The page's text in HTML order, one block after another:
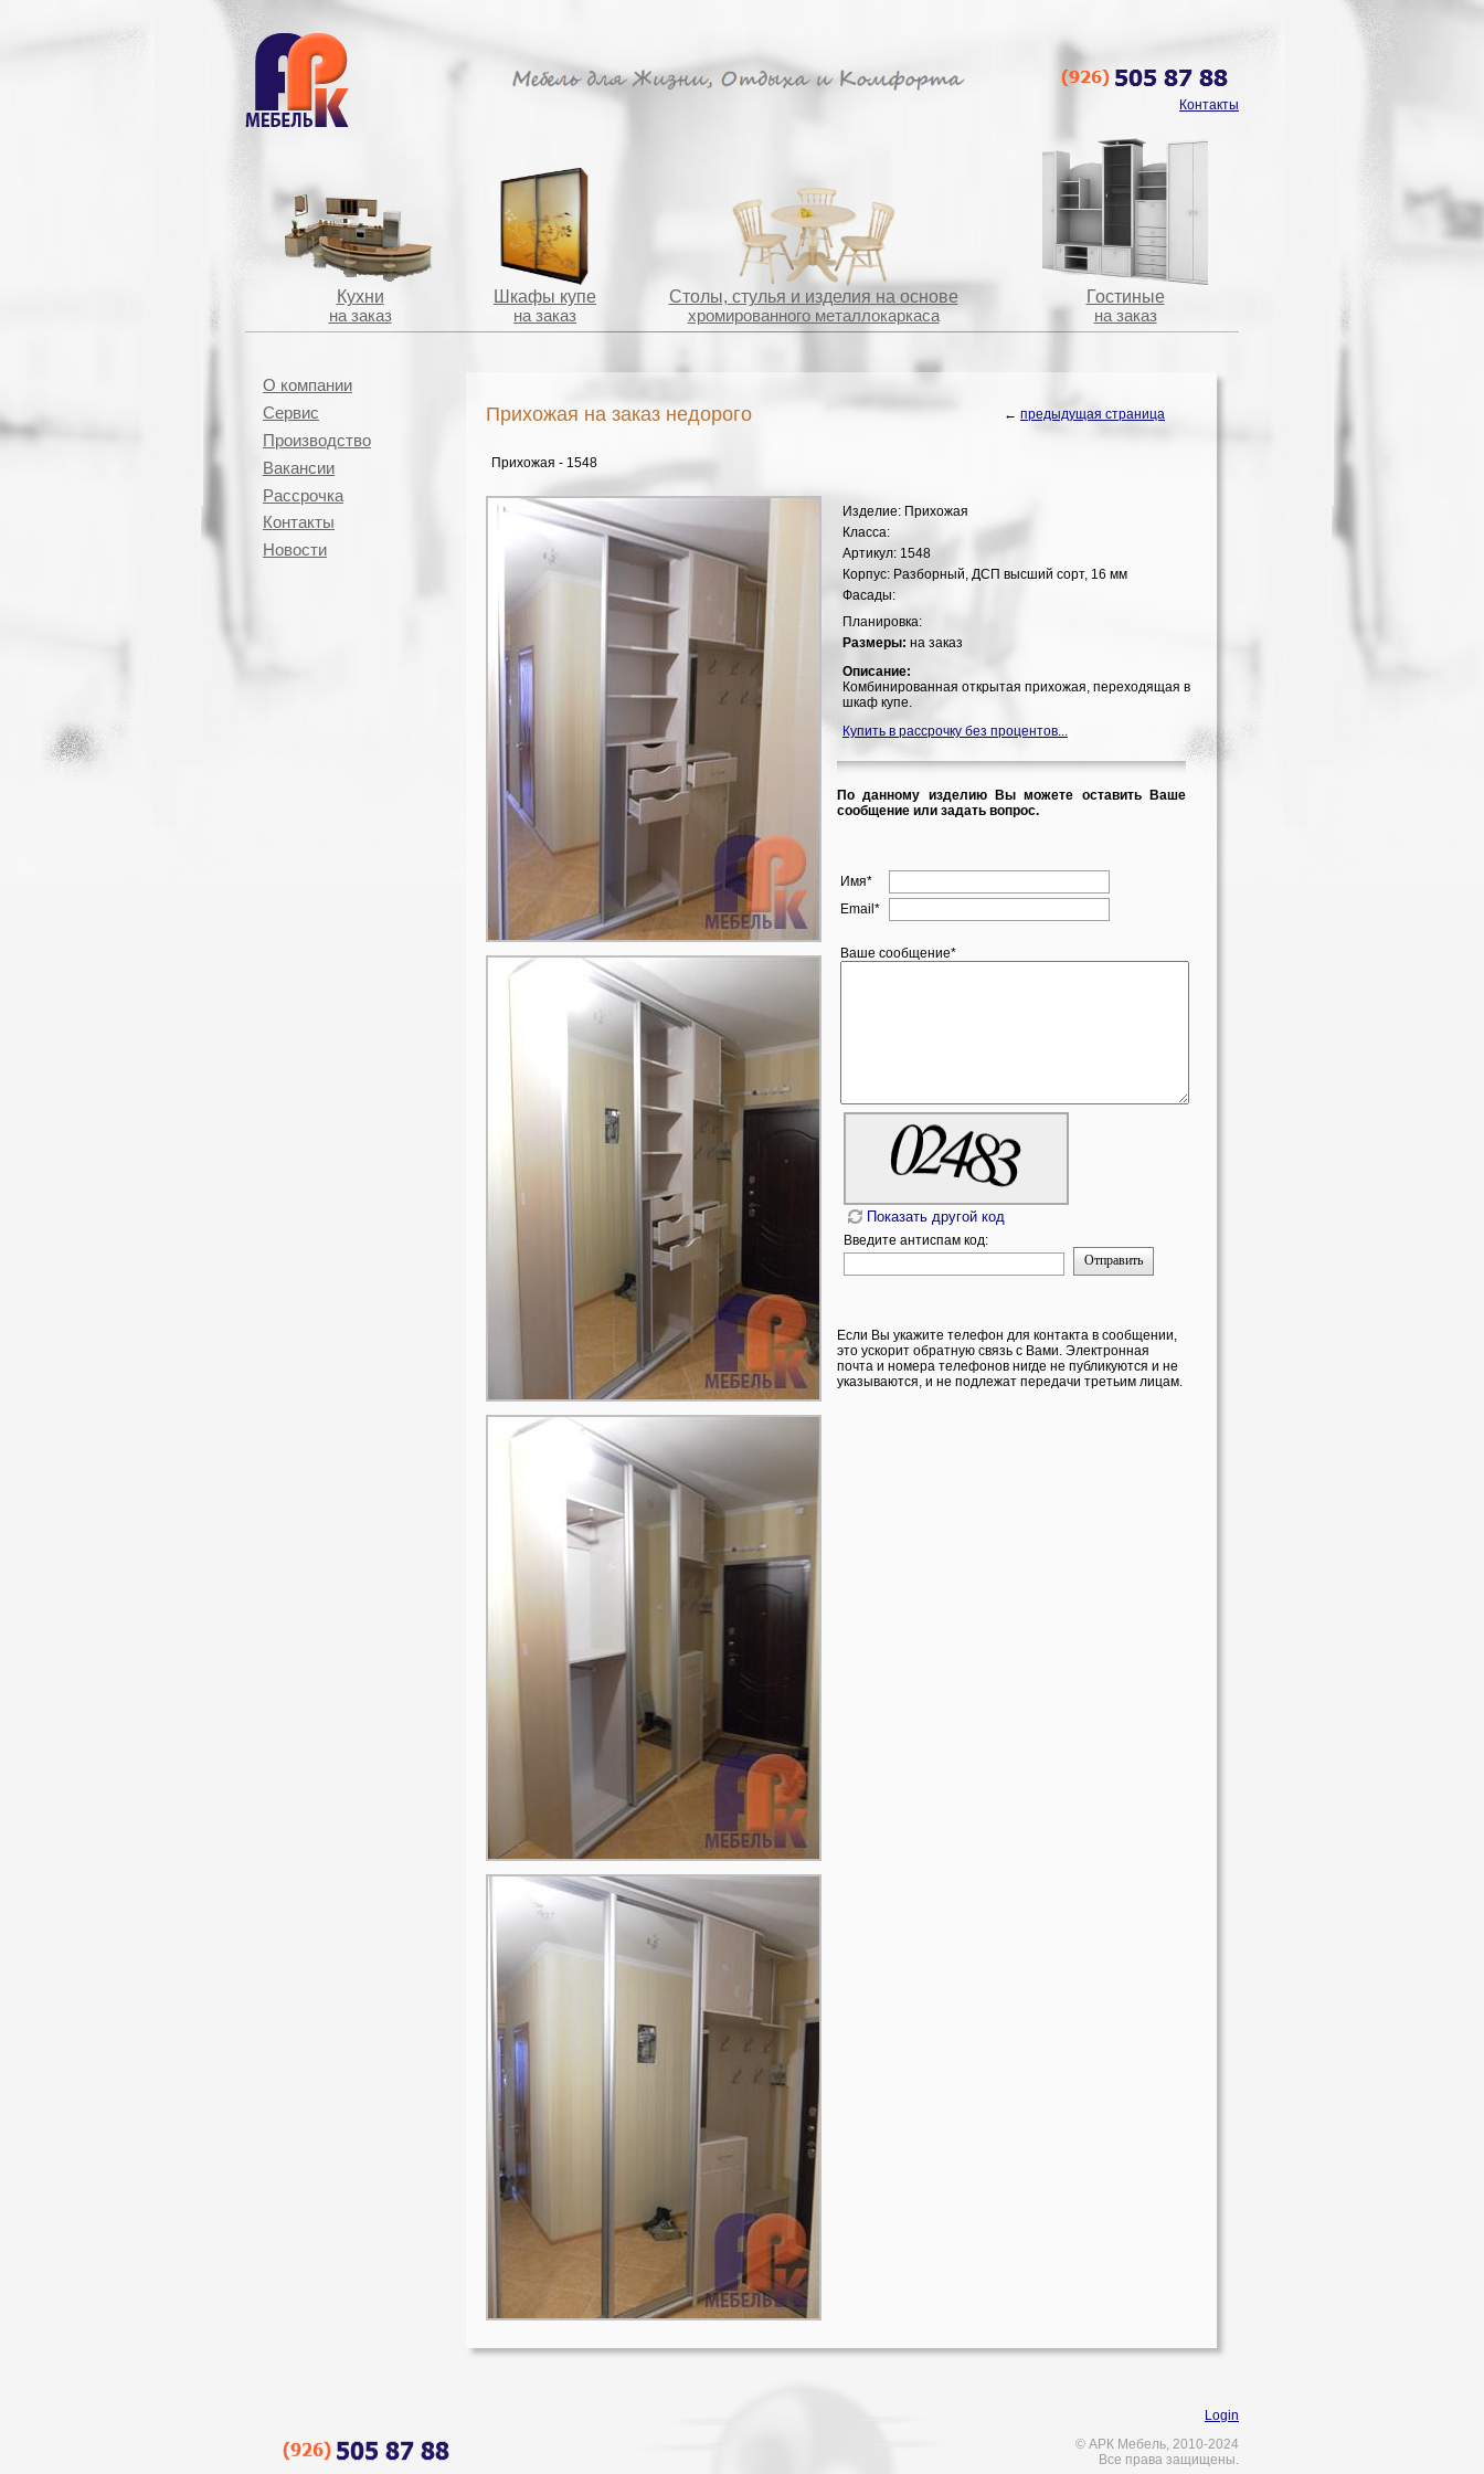
Контакты
Кухни
на заказ
Шкафы купе
на заказ
Столы, стулья и изделия на основе
хромированного металлокаркаса
Гостиные
на заказ
О компании
Сервис
Производство
Вакансии
Рассрочка
Контакты
Новости
Прихожая на заказ недорого ← предыдущая страница
Прихожая - 1548
Изделие: Прихожая
Класса:
Артикул: 1548
Корпус: Разборный, ДСП высший сорт, 16 мм
Фасады:
Планировка:
Размеры: на заказ
Описание:
Комбинированная открытая прихожая, переходящая в
шкаф купе.
Купить в рассрочку без процентов...
По данному изделию Вы можете оставить Ваше
сообщение или задать вопрос.
Имя*
Email*
Ваше сообщение*
Показать другой код
Введите антиспам код:
Отправить
Если Вы укажите телефон для контакта в сообщении,
это ускорит обратную связь с Вами. Электронная
почта и номера телефонов нигде не публикуются и не
указываются, и не подлежат передачи третьим лицам.
Login
© АРК Мебель, 2010-2024
Все права защищены.